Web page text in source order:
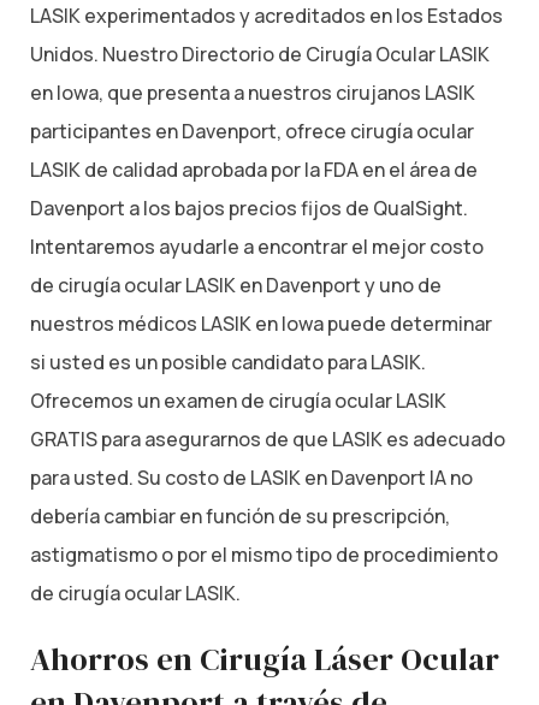
LASIK experimentados y acreditados en los Estados
Unidos. Nuestro Directorio de Cirugía Ocular LASIK
en Iowa, que presenta a nuestros cirujanos LASIK
participantes en Davenport, ofrece cirugía ocular
LASIK de calidad aprobada por la FDA en el área de
Davenport a los bajos precios fijos de QualSight.
Intentaremos ayudarle a encontrar el mejor costo
de cirugía ocular LASIK en Davenport y uno de
nuestros médicos LASIK en Iowa puede determinar
si usted es un posible candidato para LASIK.
Ofrecemos un examen de cirugía ocular LASIK
GRATIS para asegurarnos de que LASIK es adecuado
para usted. Su costo de LASIK en Davenport IA no
debería cambiar en función de su prescripción,
astigmatismo o por el mismo tipo de procedimiento
de cirugía ocular LASIK.
Ahorros en Cirugía Láser Ocular